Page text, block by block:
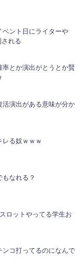
ベント日にライターや
れる
とか演出がとうとか賢
活演出がある意味が分か
レる奴ｗｗｗ
なれる？
ロットやってる学生お
ンコ打ってるのになんで